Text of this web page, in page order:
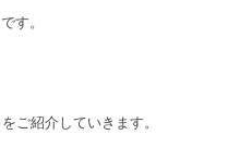
す。
ご紹介していきます。